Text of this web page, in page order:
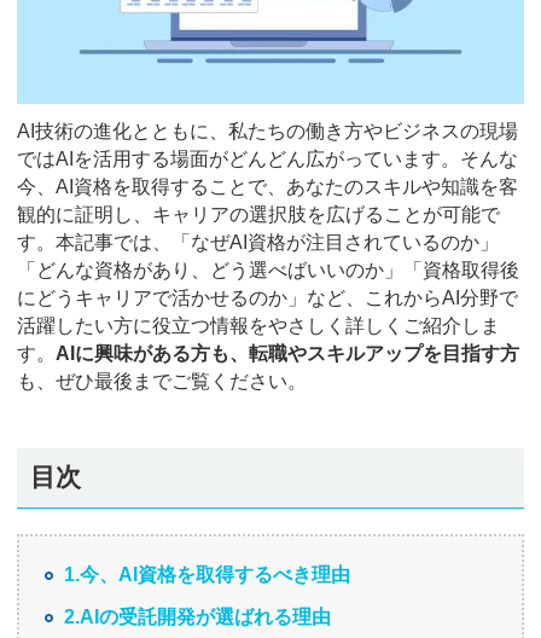
AI技術の進化とともに、私たちの働き方やビジネスの現場
ではAIを活用する場面がどんどん広がっています。そんな
今、AI資格を取得することで、あなたのスキルや知識を客
観的に証明し、キャリアの選択肢を広げることが可能で
す。本記事では、「なぜAI資格が注目されているのか」
「どんな資格があり、どう選べばいいのか」「資格取得後
にどうキャリアで活かせるのか」など、これからAI分野で
活躍したい方に役立つ情報をやさしく詳しくご紹介しま
す。 AIに興味がある方も、転職やスキルアップを目指す方
も、ぜひ最後までご覧ください。
目次
1.今、AI資格を取得するべき理由
2.AIの受託開発が選ばれる理由